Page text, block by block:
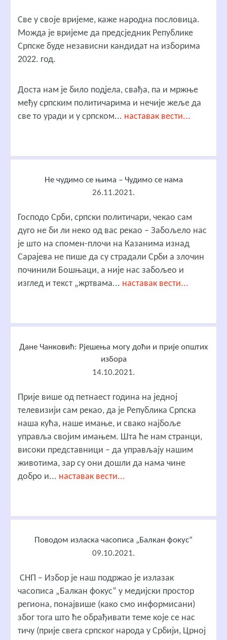
Све у своје вријеме, каже народна пословица.
Можда је вријеме да предсједник Републике
Српске буде независни кандидат на изборима
2022. год.
Доста нам је било подјела, свађа, па и мржње
међу српским политичарима и нечије жеље да
све то уради и у српском... наставак вести...
Не чудимо се њима – Чудимо се нама
26.11.2021.
Господо Срби, српски политичари, чекао сам
дуго не би ли неко од вас рекао – Забољело нас
је што на спомен-плочи на Казанима изнад
Сарајева не пише да су страдали Срби а злочин
починили Бошњаци, а није нас забољео и
изглед и текст „жртвама... наставак вести...
Дане Чанковић: Рјешења могу доћи и прије општих
избора
14.10.2021.
Прије више од петнаест година на једној
телевизији сам рекао, да је Република Српска
наша кућа, наше имање, и свако најбоље
управља својим имањем. Шта ће нам странци,
високи представници – да управљају нашим
животима, зар су они дошли да нама чине
добро и... наставак вести...
Поводом изласка часописа „Балкан фокус“
09.10.2021.
СНП – Избор је наш подржао је излазак
часописа „Балкан фокус“ у медијски простор
региона, понајвише (како смо информисани)
због тога што ће обрађивати теме које се нас
тичу (прије свега српског народа у Србији, Црној